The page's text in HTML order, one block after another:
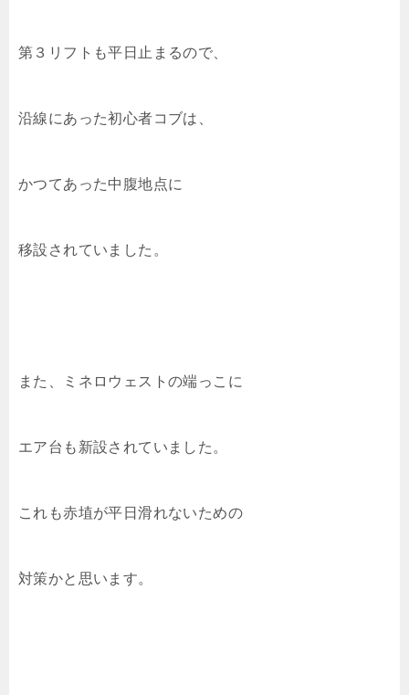
第３リフトも平日止まるので、
沿線にあった初心者コブは、
かつてあった中腹地点に
移設されていました。
また、ミネロウェストの端っこに
エア台も新設されていました。
これも赤埴が平日滑れないための
対策かと思います。